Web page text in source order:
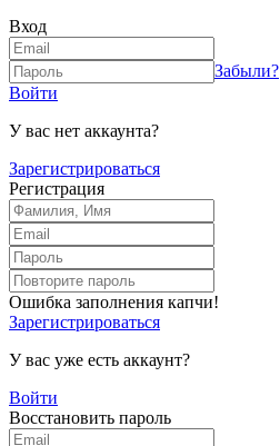
Вход
Забыли?
Войти
У вас нет аккаунта?
Зарегистрироваться
Регистрация
Ошибка заполнения капчи!
Зарегистрироваться
У вас уже есть аккаунт?
Войти
Восстановить пароль